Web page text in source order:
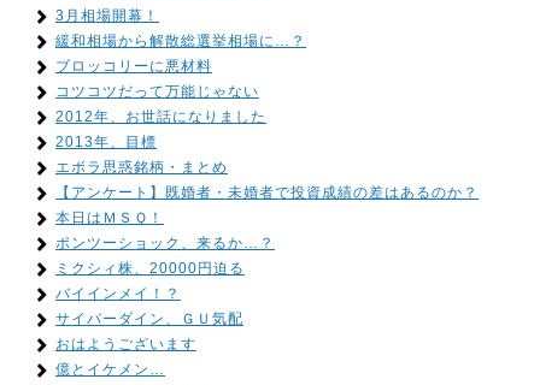
3月相場開幕！
緩和相場から解散総選挙相場に…？
ブロッコリーに悪材料
コツコツだって万能じゃない
2012年、お世話になりました
2013年、目標
エボラ思惑銘柄・まとめ
【アンケート】既婚者・未婚者で投資成績の差はあるのか？
本日はＭＳＱ！
ポンツーショック、来るか…？
ミクシィ株、20000円迫る
バイインメイ！？
サイバーダイン、ＧＵ気配
おはようございます
億とイケメン…